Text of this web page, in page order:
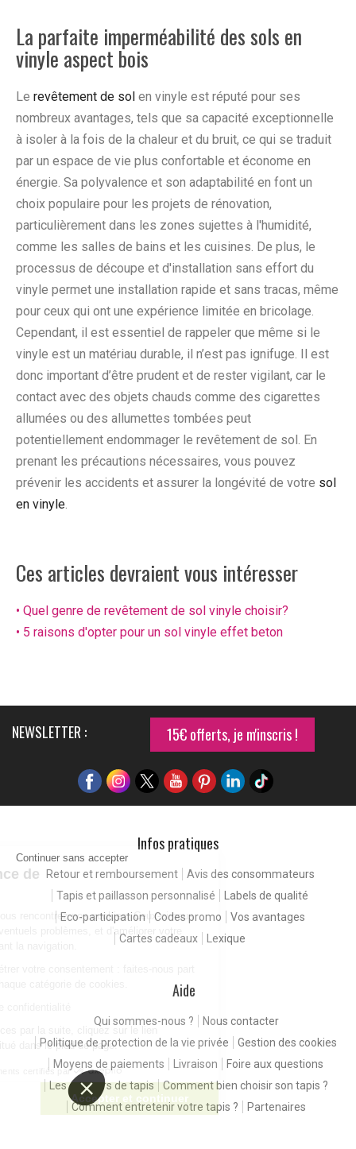
Continuer sans accepter
Pour une expérience de
meilleure qualité
En consultant notre site, vous rencontrez nos cookies. Ceux-ci nous
permettent de détecter d'éventuels problèmes, et d'améliorer votre
expérience client en facilitant la navigation.
de vos préférences pour chaque catégorie de cookies.
Pour modifier vos préférences par la suite, cliquez sur le lien
'Préférences de cookies' situé dans le pied de page.
Consentements certifiés par
Paramétrer Accepter et continuer
La parfaite imperméabilité des sols en
vinyle aspect bois
Le revêtement de sol en vinyle est réputé pour ses
nombreux avantages, tels que sa capacité exceptionnelle
à isoler à la fois de la chaleur et du bruit, ce qui se traduit
par un espace de vie plus confortable et économe en
énergie. Sa polyvalence et son adaptabilité en font un
choix populaire pour les projets de rénovation,
particulièrement dans les zones sujettes à l'humidité,
comme les salles de bains et les cuisines. De plus, le
processus de découpe et d'installation sans effort du
vinyle permet une installation rapide et sans tracas, même
pour ceux qui ont une expérience limitée en bricolage.
Cependant, il est essentiel de rappeler que même si le
vinyle est un matériau durable, il n’est pas ignifuge. Il est
donc important d’être prudent et de rester vigilant, car le
contact avec des objets chauds comme des cigarettes
allumées ou des allumettes tombées peut
potentiellement endommager le revêtement de sol. En
prenant les précautions nécessaires, vous pouvez
prévenir les accidents et assurer la longévité de votre sol
en vinyle
Ces articles devraient vous intéresser
• Quel genre de revêtement de sol vinyle choisir?
• 5 raisons d'opter pour un sol vinyle effet beton
NEWSLETTER : 15€ offerts, je m'inscris !
Infos pratiques
Retour et remboursement
Avis des consommateurs
Tapis et paillasson personnalisé
Labels de qualité
Eco-participation
Codes promo
Vos avantages
Cartes cadeaux
Lexique
Aide
Qui sommes-nous ?
Nous contacter
Politique de protection de la vie privée
Gestion des cookies
Moyens de paiements
Livraison
Foire aux questions
Les couleurs de tapis
Comment bien choisir son tapis ?
Comment entretenir votre tapis ?
Partenaires